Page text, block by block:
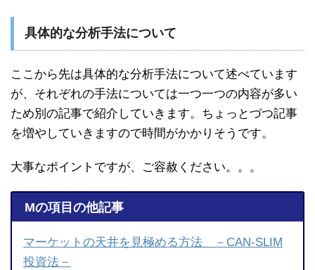
具体的な分析手法について
ここから先は具体的な分析手法について述べています
が、それぞれの手法については一つ一つの内容が多い
ため別の記事で紹介していきます。ちょっとづつ記事
を増やしていきますので時間がかかりそうです。
大事なポイントですが、ご容赦ください。。。
Mの項目の他記事
マーケットの天井を見極める方法 －CAN-SLIM
投資法－